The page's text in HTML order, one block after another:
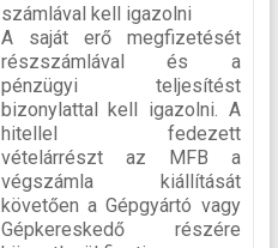
számlával kell igazolni
A saját erő megfizetését
részszámlával és a
pénzügyi teljesítést
bizonylattal kell igazolni. A
hitellel fedezett
vételárrészt az MFB a
végszámla kiállítását
követően a Gépgyártó vagy
Gépkereskedő részére